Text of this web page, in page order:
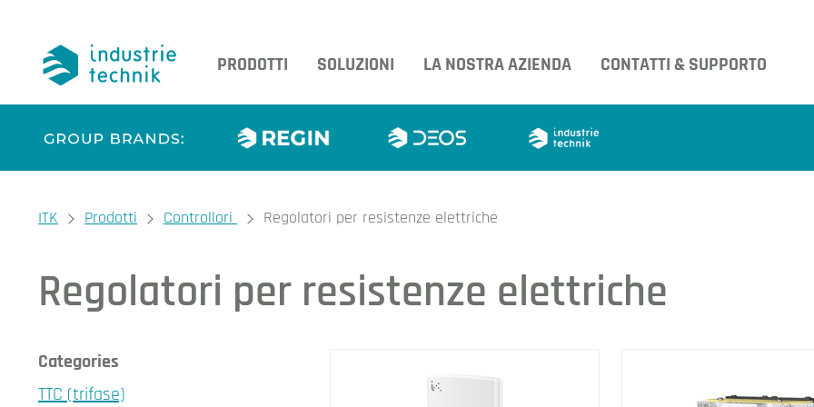
PRODOTTI
SOLUZIONI LA NOSTRA AZIENDA CONTATTI & SUPPORTO
You are here:
ITK Prodotti Controllori Regolatori per resistenze elettriche
Regolatori per resistenze elettriche
Categories
TTC (trifase)
I nostri prodotti